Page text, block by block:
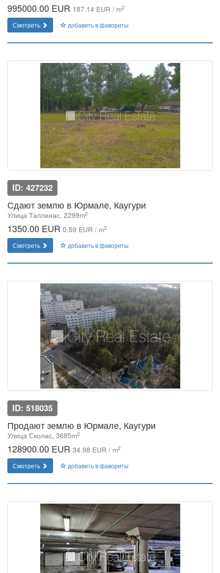
995000.00 EUR 187.14 EUR / m2
Смотреть добавить в фавориты
ID: 427232
Сдают землю в Юрмале, Каугури
Улица Таллинас, 2299m2
1350.00 EUR 0.59 EUR / m2
Смотреть добавить в фавориты
ID: 518035
Продают землю в Юрмале, Каугури
Улица Сколас, 3685m2
128900.00 EUR 34.98 EUR / m2
Смотреть добавить в фавориты